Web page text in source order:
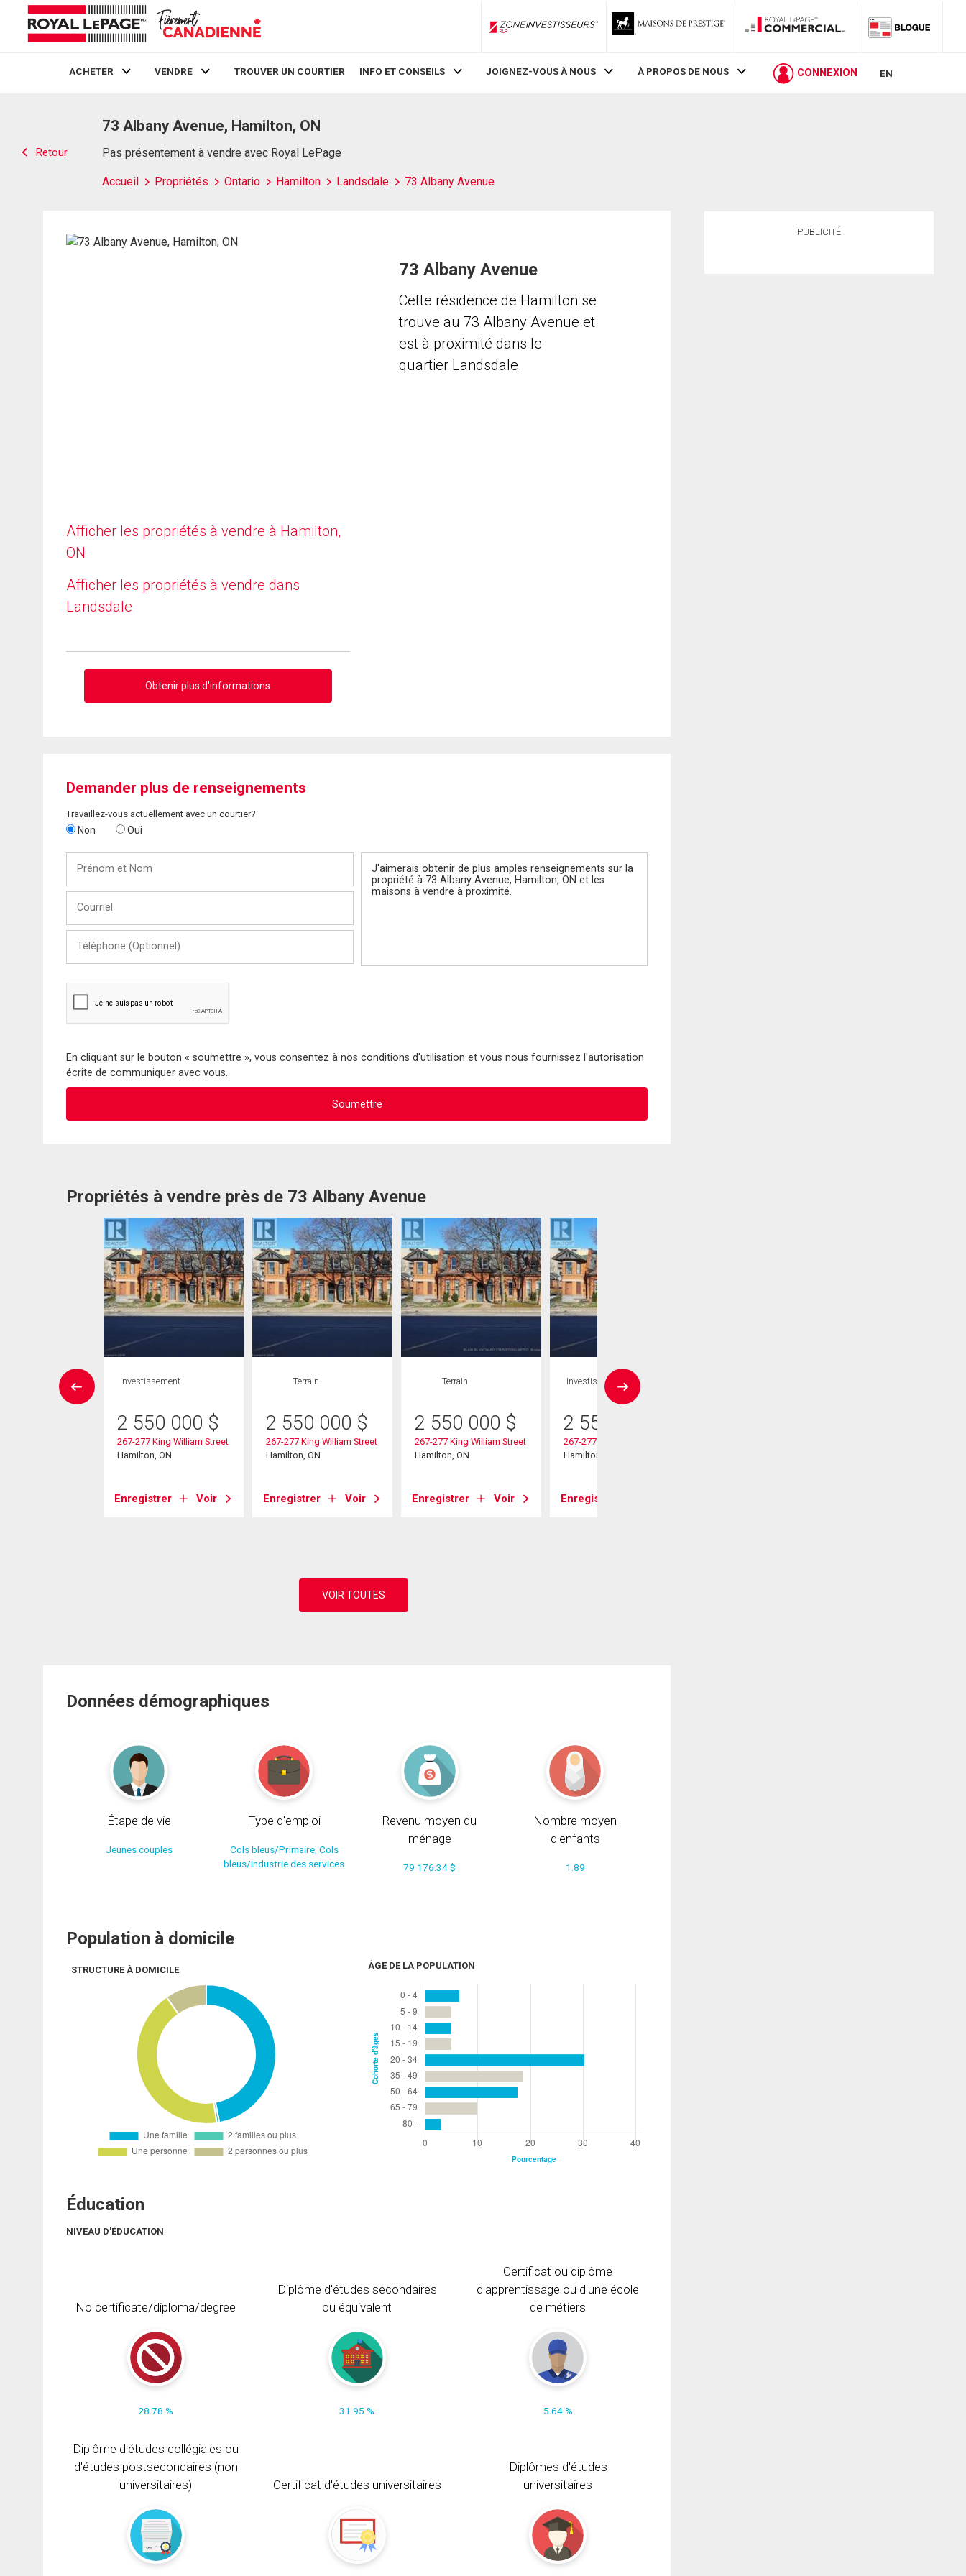
ZoneInvestisseurs RLP
ACHETER VENDRE TROUVER UN COURTIER INFO ET CONSEILS JOIGNEZ-VOUS À NOUS À PROPOS DE NOUS CONNEXION EN
Retour
73 Albany Avenue, Hamilton, ON
Pas présentement à vendre avec Royal LePage
Accueil Propriétés Ontario Hamilton Landsdale 73 Albany Avenue
Afficher les propriétés à vendre à Hamilton,
ON
Afficher les propriétés à vendre dans
Landsdale
Obtenir plus d'informations
73 Albany Avenue
Cette résidence de Hamilton se
trouve au 73 Albany Avenue et
est à proximité dans le
quartier Landsdale.
Demander plus de renseignements
Travaillez-vous actuellement avec un courtier?
Non Oui
Nom
(Optionnel)
En cliquant sur le bouton « soumettre », vous consentez à nos conditions d'utilisation et vous nous fournissez l'autorisation
écrite de communiquer avec vous.
Propriétés à vendre près de 73 Albany Avenue
Investissement
2 550 000 $
267-277 King William Street
Hamilton, ON
Enregistrer Voir
Terrain
2 550 000 $
267-277 King William Street
Hamilton, ON
Enregistrer Voir
Terrain
2 550 000 $
267-277 King William Street
Hamilton, ON
Enregistrer Voir
Investissement
2 550 000
267-277 King William Street
Hamilton, ON
Enregistrer
Données démographiques
Étape de vie
Jeunes couples
Type d'emploi
Cols bleus/Primaire, Cols
bleus/Industrie des services
Revenu moyen du
ménage
79 176.34 $
Nombre moyen
d'enfants
1.89
Population à domicile
STRUCTURE À DOMICILE ÂGE DE LA POPULATION
Éducation
NIVEAU D'ÉDUCATION
No certificate/diploma/degree
28.78 %
Diplôme d'études secondaires
ou équivalent
31.95 %
Certificat ou diplôme
d'apprentissage ou d'une école
de métiers
5.64 %
Diplôme d'études collégiales ou
d'études postsecondaires (non
universitaires)
Certificat d'études universitaires
Diplômes d'études
universitaires
PUBLICITÉ